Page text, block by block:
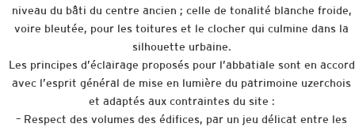
niveau du bâti du centre ancien ; celle de tonalité blanche froide,
voire bleutée, pour les toitures et le clocher qui culmine dans la
silhouette urbaine.
Les principes d’éclairage proposés pour l’abbatiale sont en accord
avec l’esprit général de mise en lumière du patrimoine uzerchois
et adaptés aux contraintes du site :
– Respect des volumes des édifices, par un jeu délicat entre les